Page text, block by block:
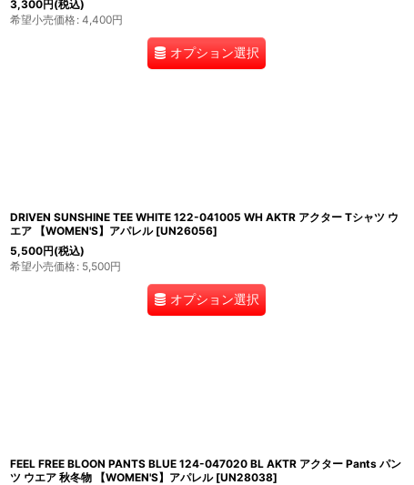
3,300円(税込)
希望小売価格: 4,400円
オプション選択
DRIVEN SUNSHINE TEE WHITE 122-041005 WH AKTR アクター Tシャツ ウ
エア 【WOMEN'S】アパレル [UN26056]
5,500円(税込)
希望小売価格: 5,500円
オプション選択
FEEL FREE BLOON PANTS BLUE 124-047020 BL AKTR アクター Pants パン
ツ ウエア 秋冬物 【WOMEN'S】アパレル [UN28038]